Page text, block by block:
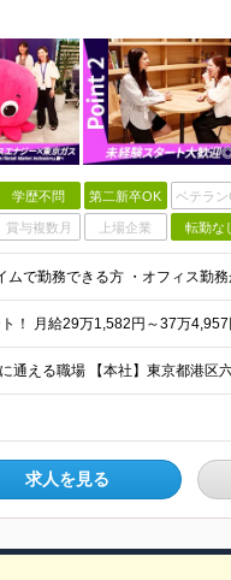
学歴不問 第二新卒OK ベテラン
賞与複数月 上場企業 転勤な
求人を見る